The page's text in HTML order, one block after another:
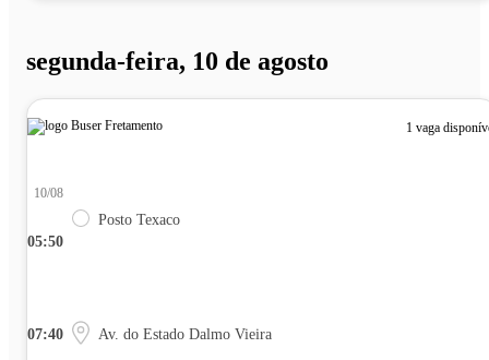
segunda-feira, 10 de agosto
1 vaga
05:50
10/08
Posto Texaco
07:40 Av. do Estado Dalmo Vieira